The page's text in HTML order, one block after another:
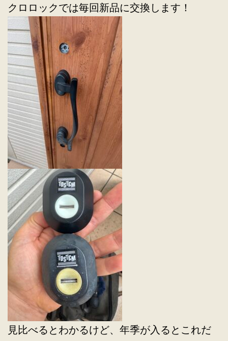
クロロックでは毎回新品に交換します！
見比べるとわかるけど、年季が入るとこれだ